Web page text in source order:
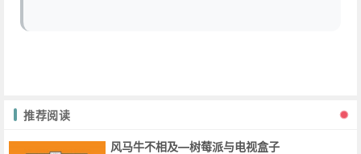
推荐阅读
风马牛不相及—树莓派与电视盒子